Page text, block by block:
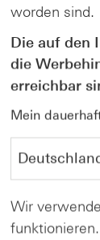
worden sind.
Die auf den
die
erreichbar
Mein
Wir